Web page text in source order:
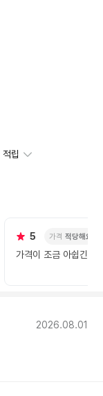
적립
5 가격 적당해요
가격이 조금 아쉽긴 하
2026.08.01